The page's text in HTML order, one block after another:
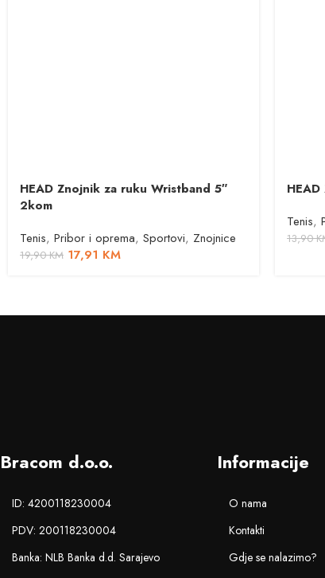
HEAD Znojnik za ruku Wristband 5″
2kom
Tenis, Pribor i oprema, Sportovi, Znojnice
19,90KM 17,91 KM
Tenis,
13,90
Bracom d.o.o.
ID: 4200118230004
PDV: 200118230004
Banka: NLB Banka d.d. Sarajevo
Informacije
O nama
Kontakti
Gdje se nalazimo?